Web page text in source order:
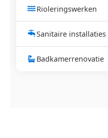
Rioleringswerken
Sanitaire installaties
Badkamerrenovatie